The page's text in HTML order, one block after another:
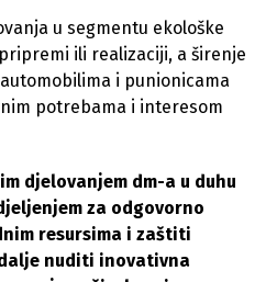
u segmentu ekološke
ili realizaciji, a širenje
i punionicama
potrebama i interesom
djelovanjem dm-a u duhu
za odgovorno
resursima i zaštiti
nuditi inovativna